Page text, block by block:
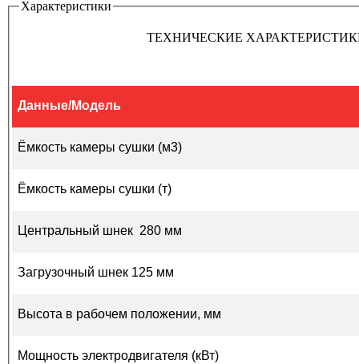
Характеристики
ТЕХНИЧЕСКИЕ
Данные/Модель
Ёмкость камеры сушки (м3)
Ёмкость камеры сушки (т)
Центральный шнек 280 мм
Загрузочный шнек 125 мм
Высота в рабочем положении, мм
Мощность электродвигателя (кВт)